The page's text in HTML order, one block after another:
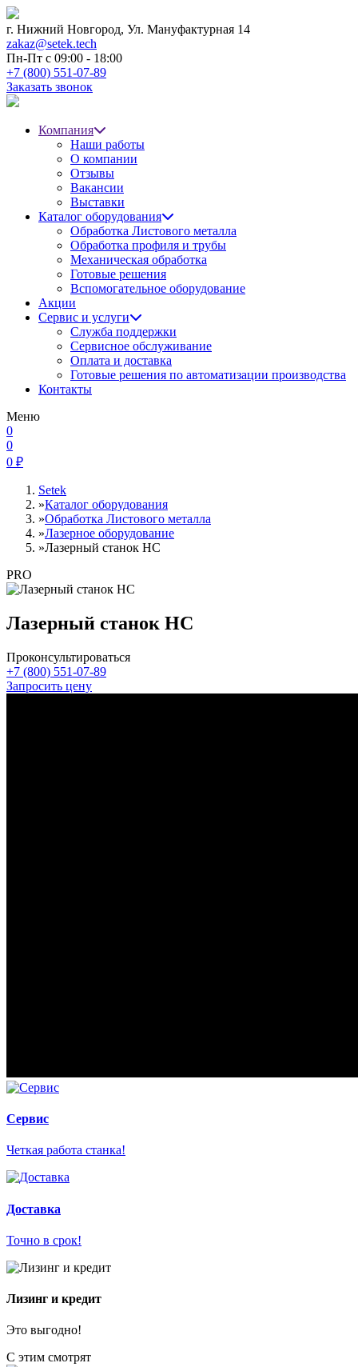
г. Нижний Новгород, Ул. Мануфактурная 14
zakaz@setek.tech
Пн-Пт с 09:00 - 18:00
+7 (800) 551-07-89
Заказать звонок
Компания
Наши работы
О компании
Отзывы
Вакансии
Выставки
Каталог оборудования
Обработка Листового металла
Обработка профиля и трубы
Механическая обработка
Готовые решения
Вспомогательное оборудование
Акции
Сервис и услуги
Служба поддержки
Сервисное обслуживание
Оплата и доставка
Готовые решения по автоматизации производства
Контакты
Меню
0
0
0 ₽
Setek
»Каталог оборудования
»Обработка Листового металла
»Лазерное оборудование
»Лазерный станок HC
PRO
Лазерный станок HC
Проконсультироваться
+7 (800) 551-07-89
Запросить цену
Сервис
Четкая работа станка!
Доставка
Точно в срок!
Лизинг и кредит
Это выгодно!
С этим смотрят